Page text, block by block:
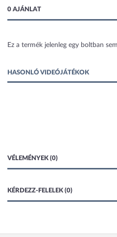
0 AJÁNLAT
Ez a termék jelenleg egy boltban
HASONLÓ VIDEÓJÁTÉKOK
VÉLEMÉNYEK (0)
KÉRDEZZ-FELELEK (0)